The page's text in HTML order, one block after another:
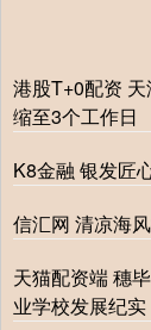
港股T+0配资
缩至3个工作日
K8金融 银发匠
信汇网 清凉海
天猫配资端 穗
业学校发展纪实